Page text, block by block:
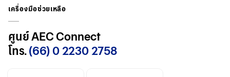
เครื่องมือช่วยเหลือ
ศูนย์ AEC Connect
โทร.(66) 0 2230 2758